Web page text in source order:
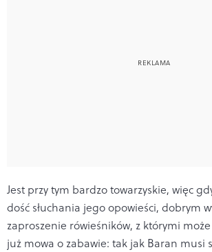
Jest przy tym bardzo towarzyskie, więc
dość słuchania jego opowieści, dobrym
zaproszenie rówieśników, z którymi
już mowa o zabawie: tak jak Baran musi